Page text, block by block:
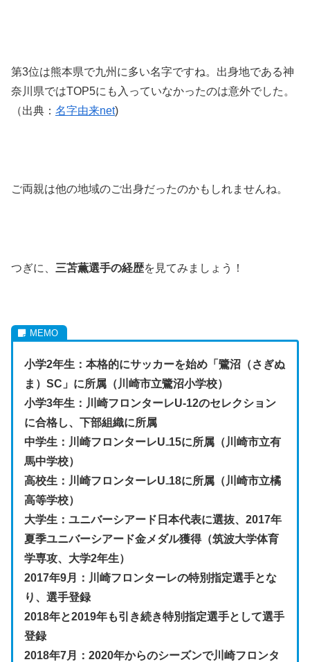
第3位は熊本県で九州に多い名字ですね。出身地である神
奈川県ではTOP5にも入っていなかったのは意外でした。
（出典： 名字由来net)
ご両親は他の地域のご出身だったのかもしれませんね。
つぎに、 三苫薫選手の経歴を見てみましょう！
小学2年生：本格的にサッカーを始め「鷺沼（さぎぬ
ま）SC」に所属（川崎市立鷺沼小学校）
小学3年生：川崎フロンターレU-12のセレクション
に合格し、下部組織に所属
中学生：川崎フロンターレU₋15に所属（川崎市立有
馬中学校）
高校生：川崎フロンターレU₋18に所属（川崎市立橘
高等学校）
大学生：ユニバーシアード日本代表に選抜、2017年
夏季ユニバーシアード金メダル獲得（筑波大学体育
学専攻、大学2年生）
2017年9月：川崎フロンターレの特別指定選手とな
り、選手登録
2018年と2019年も引き続き特別指定選手として選手
登録
2018年7月：2020年からのシーズンで川崎フロンタ